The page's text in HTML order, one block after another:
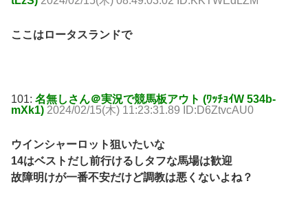
ここはロータスランドで
101: 名無しさん＠実況で競馬板アウト (ﾜｯﾁｮｲW 534b-
mXk1) 2024/02/15(木) 11:23:31.89 ID:D6ZtvcAU0
ウインシャーロット狙いたいな
14はベストだし前行けるしタフな馬場は歓迎
故障明けが一番不安だけど調教は悪くないよね？